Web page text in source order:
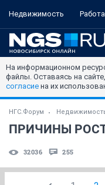
Недвижимость Работа
На информационном
файлы. Оставаясь на
согласие на их
НГС.Форум
ПРИЧИНЫ
32036 255